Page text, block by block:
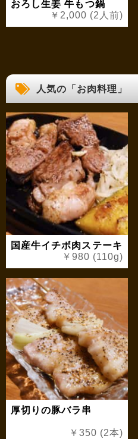
おろし生姜 牛もつ鍋
￥2,000 (2人前)
人気の「お肉料理」
国産牛イチボ肉ステーキ
￥980 (110g)
厚切りの豚バラ串
￥350 (2本)